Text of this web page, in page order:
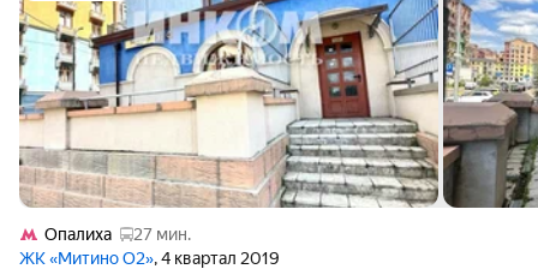
Опалиха
27 мин.
ЖК «Митино О2», 4 квартал 2019